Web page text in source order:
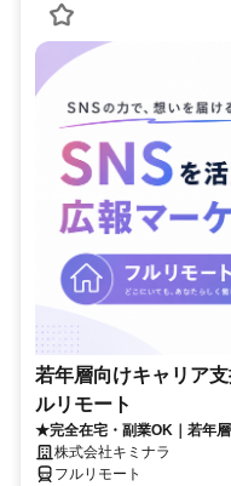
若年層向けキャリア
ルリモート
★完全在宅・副業OK｜若年
株式会社キミナラ
フルリモート